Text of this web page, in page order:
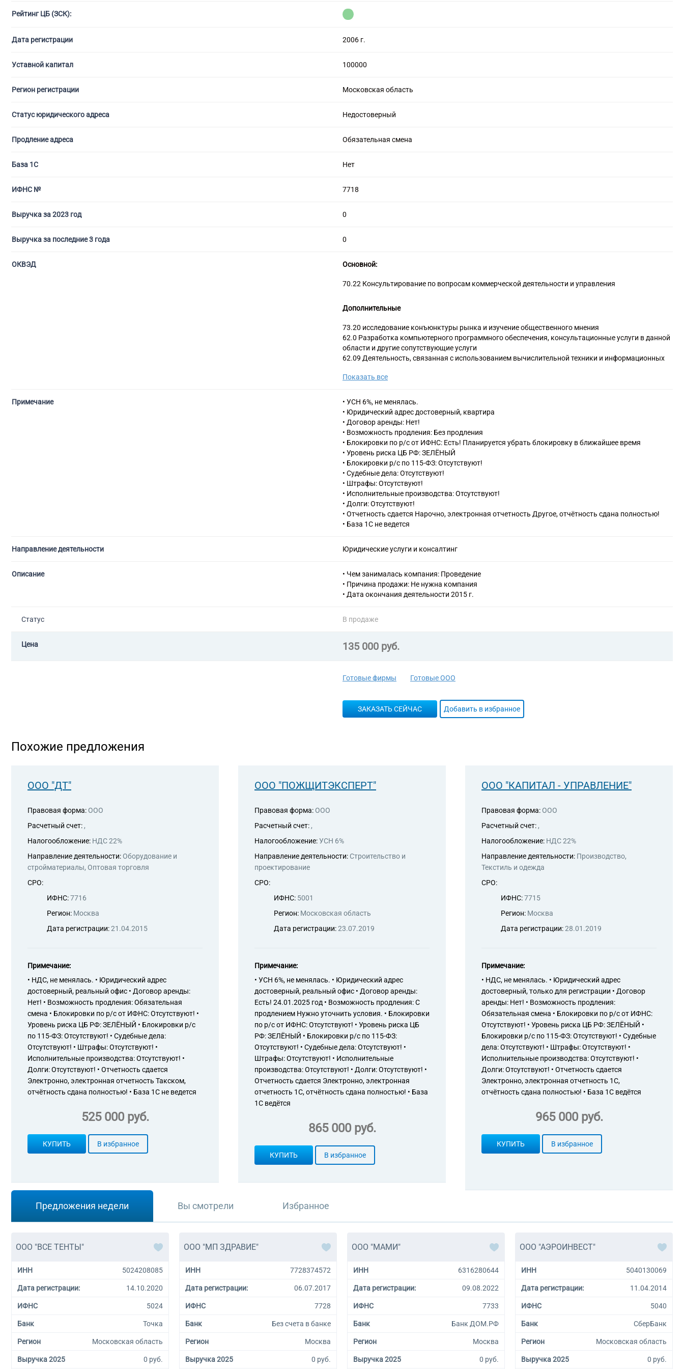
С лицензией на алмазную торговлю
Рейтинг ЦБ (ЗСК):
Дата регистрации 2006 г.
Уставной капитал 100000
Регион регистрации Московская область
Статус юридического адреса Недостоверный
Продление адреса Обязательная смена
База 1С Нет
ИФНС № 7718
Выручка за 2023 год 0
Выручка за последние 3 года 0
ОКВЭД Основной:
70.22 Консультирование по вопросам коммерческой деятельности и управления
Дополнительные
73.20 исследование конъюнктуры рынка и изучение общественного мнения
62.0 Разработка компьютерного программного обеспечения, консультационные услуги в данной
области и другие сопутствующие услуги
62.09 Деятельность, связанная с использованием вычислительной техники и информационных
63.1 Деятельность по обработке данных, предоставление услуг по размещению информации,
63.11.1 Деятельность по созданию и использованию баз данных и информационных ресурсов
73.20 Исследование конъюнктуры рынка и изучение общественного мнения
72.20 Научные исследования и разработки в области общественных и гуманитарных наук
85.23 Подготовка кадров высшей квалификации
85.42 Образование профессиональное дополнительное
85.42.9 Деятельность по дополнительному профессиональному образованию прочая, не
включенная в другие группировки
Показать все
Примечание
• УСН 6%, не менялась.
• Юридический адрес достоверный, квартира
• Договор аренды: Нет!
• Возможность продления: Без продления
• Блокировки по р/с от ИФНС: Есть! Планируется убрать блокировку в ближайшее время
• Уровень риска ЦБ РФ: ЗЕЛЁНЫЙ
• Блокировки р/с по 115-ФЗ: Отсутствуют!
• Судебные дела: Отсутствуют!
• Штрафы: Отсутствуют!
• Исполнительные производства: Отсутствуют!
• Долги: Отсутствуют!
• Отчетность сдается Нарочно, электронная отчетность Другое, отчётность сдана полностью!
• База 1С не ведется
Направление деятельности Юридические услуги и консалтинг
Описание
• Чем занималась компания: Проведение
• Причина продажи: Не нужна компания
• Дата окончания деятельности 2015 г.
Статус В продаже
Цена 135 000 руб.
Готовые фирмы Готовые ООО
ЗАКАЗАТЬ СЕЙЧАС Добавить в избранное
Похожие предложения
ООО "ДТ"
Правовая форма: ООО
Расчетный счет: ,
Налогообложение: НДС 22%
Направление деятельности: Оборудование и
стройматериалы, Оптовая торговля
СРО:
ИФНС:7716
Регион: Москва
Дата регистрации:21.04.2015
Примечание:
• НДС, не менялась. • Юридический адрес
достоверный, реальный офис • Договор аренды:
Нет! • Возможность продления: Обязательная
смена • Блокировки по р/с от ИФНС: Отсутствуют! •
Уровень риска ЦБ РФ: ЗЕЛЁНЫЙ • Блокировки р/с
по 115-ФЗ: Отсутствуют! • Судебные дела:
Отсутствуют! • Штрафы: Отсутствуют! •
Исполнительные производства: Отсутствуют! •
Долги: Отсутствуют! • Отчетность сдается
Электронно, электронная отчетность Такском,
отчётность сдана полностью! • База 1С не ведется
525 000 руб.
КУПИТЬ В избранное
ООО "ПОЖЩИТЭКСПЕРТ"
Правовая форма: ООО
Расчетный счет: ,
Налогообложение:УСН 6%
Направление деятельности: Строительство и
проектирование
СРО:
ИФНС: 5001
Регион: Московская область
Дата регистрации:23.07.2019
Примечание:
• УСН 6%, не менялась. • Юридический адрес
достоверный, реальный офис • Договор аренды:
Есть! 24.01.2025 год • Возможность продления: С
продлением Нужно уточнить условия. • Блокировки
по р/с от ИФНС: Отсутствуют! • Уровень риска ЦБ
РФ: ЗЕЛЁНЫЙ • Блокировки р/с по 115-ФЗ:
Отсутствуют! • Судебные дела: Отсутствуют! •
Штрафы: Отсутствуют! • Исполнительные
производства: Отсутствуют! • Долги: Отсутствуют! •
Отчетность сдается Электронно, электронная
отчетность 1С, отчётность сдана полностью! • База
1С ведётся
865 000 руб.
КУПИТЬ В избранное
ООО "КАПИТАЛ - УПРАВЛЕНИЕ"
Правовая форма: ООО
Расчетный счет: ,
Налогообложение: НДС 22%
Направление деятельности: Производство,
Текстиль и одежда
СРО:
ИФНС:7715
Регион: Москва
Дата регистрации:28.01.2019
Примечание:
• НДС, не менялась. • Юридический адрес
достоверный, только для регистрации • Договор
аренды: Нет! • Возможность продления:
Обязательная смена • Блокировки по р/с от ИФНС:
Отсутствуют! • Уровень риска ЦБ РФ: ЗЕЛЁНЫЙ •
Блокировки р/с по 115-ФЗ: Отсутствуют! • Судебные
дела: Отсутствуют! • Штрафы: Отсутствуют! •
Исполнительные производства: Отсутствуют! •
Долги: Отсутствуют! • Отчетность сдается
Электронно, электронная отчетность 1С,
отчётность сдана полностью! • База 1С ведётся
965 000 руб.
КУПИТЬ В избранное
Предложения недели Вы смотрели Избранное
ООО "ВСЕ ТЕНТЫ"
ИНН 5024208085
Дата регистрации: 14.10.2020
ИФНС 5024
Банк Точка
Регион Московская область
Выручка 2025 0 руб.
ООО "МП ЗДРАВИЕ"
ИНН 7728374572
Дата регистрации: 06.07.2017
ИФНС 7728
Банк Без счета в банке
Регион Москва
Выручка 2025 0 руб.
ООО "МАМИ"
ИНН 6316280644
Дата регистрации: 09.08.2022
ИФНС 7733
Банк Банк ДОМ.РФ
Регион Москва
Выручка 2025 0 руб.
ООО "АЭРОИНВЕСТ"
ИНН 5040130069
Дата регистрации: 11.04.2014
ИФНС 5040
Банк СберБанк
Регион Московская область
Выручка 2025 0 руб.